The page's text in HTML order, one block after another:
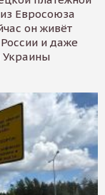
Евросоюза
он живёт
и даже
Украины